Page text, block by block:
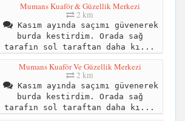
Mumans Kuaför & Güzellik Merkezi
2 km
Kasım ayında saçımı güvenerek
burda kestirdim. Orada sağ
tarafın sol taraftan daha kı...
Mumans Kuaför Ve Güzellik Merkezi
2 km
Kasım ayında saçımı güvenerek
burda kestirdim. Orada sağ
tarafın sol taraftan daha kı...